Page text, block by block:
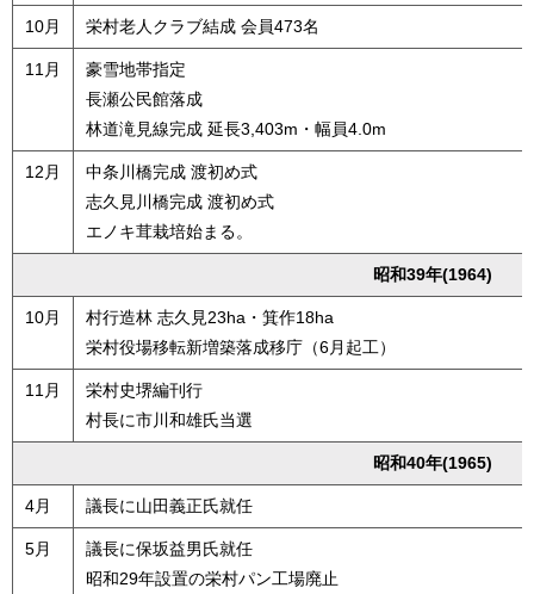
10月 栄村老人クラブ結成 会員473名
11月
豪雪地帯指定
長瀬公民館落成
林道滝見線完成 延長3,403m・幅員4.0m
12月
中条川橋完成 渡初め式
志久見川橋完成 渡初め式
エノキ茸栽培始まる。
昭和39年(1964)
10月
村行造林 志久見23ha・箕作18ha
栄村役場移転新増築落成移庁（6月起工）
11月
栄村史堺編刊行
村長に市川和雄氏当選
昭和40年(1965)
4月 議長に山田義正氏就任
5月
議長に保坂益男氏就任
昭和29年設置の栄村パン工場廃止